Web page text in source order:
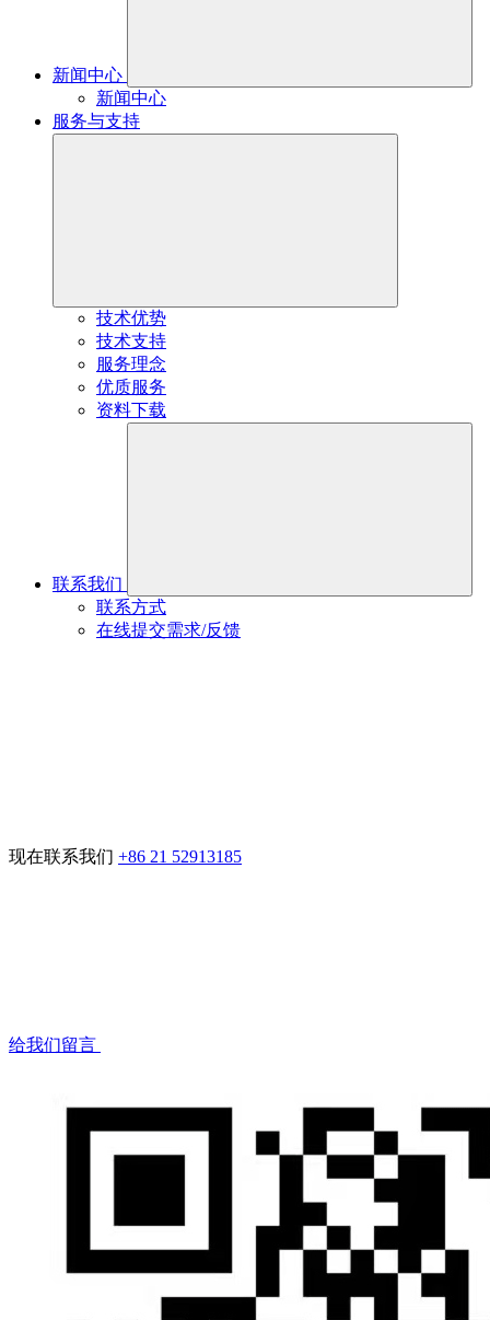
新闻中心
新闻中心
服务与支持
技术优势
技术支持
服务理念
优质服务
资料下载
联系我们
联系方式
在线提交需求/反馈
现在联系我们 +86 21 52913185
给我们留言